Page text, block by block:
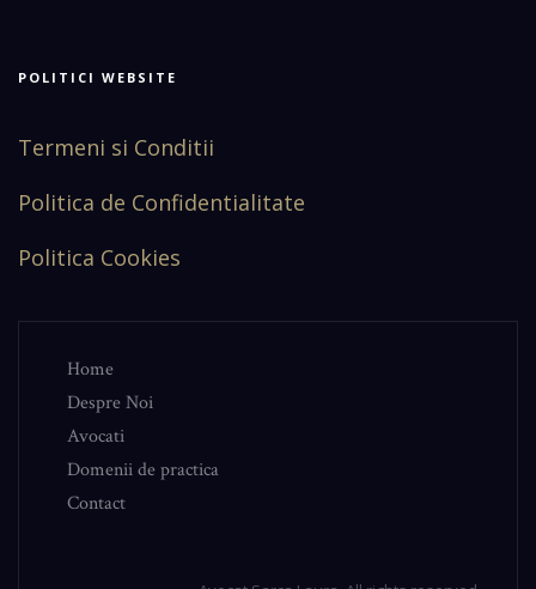
POLITICI WEBSITE
Termeni si Conditii
Politica de Confidentialitate
Politica Cookies
Home
Despre Noi
Avocati
Domenii de practica
Contact